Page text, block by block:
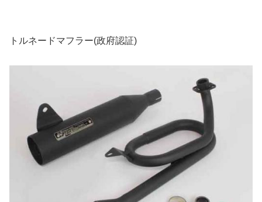
トルネードマフラー(政府認証)